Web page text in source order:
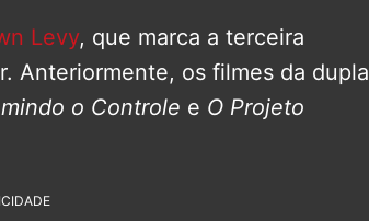
Levy, que marca a terceira
Anteriormente, os filmes da dupla
o Controle e O Projeto